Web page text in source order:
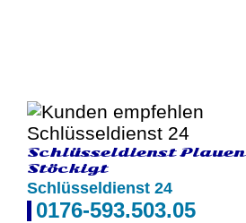
Schlüsseldienst Plauen
Stöckigt
Schlüsseldienst 24
0176-593.503.05